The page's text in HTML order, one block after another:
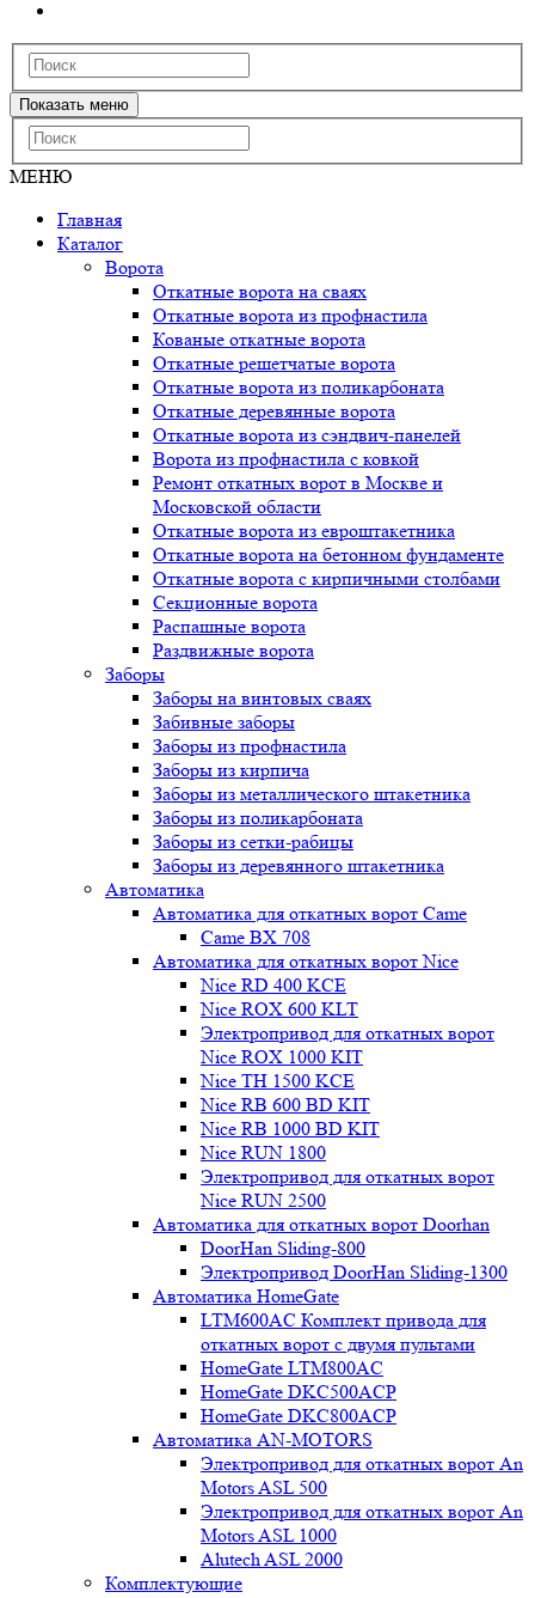
Показать меню
МЕНЮ
Главная
Каталог
Ворота
Откатные ворота на сваях
Откатные ворота из профнастила
Кованые откатные ворота
Откатные решетчатые ворота
Откатные ворота из поликарбоната
Откатные деревянные ворота
Откатные ворота из сэндвич-панелей
Ворота из профнастила с ковкой
Ремонт откатных ворот в Москве и
Московской области
Откатные ворота из евроштакетника
Откатные ворота на бетонном фундаменте
Откатные ворота с кирпичными столбами
Секционные ворота
Распашные ворота
Раздвижные ворота
Заборы
Заборы на винтовых сваях
Забивные заборы
Заборы из профнастила
Заборы из кирпича
Заборы из металлического штакетника
Заборы из поликарбоната
Заборы из сетки-рабицы
Заборы из деревянного штакетника
Автоматика
Автоматика для откатных ворот Came
Came BX 708
Автоматика для откатных ворот Nice
Nice RD 400 KCE
Nice ROX 600 KLT
Электропривод для откатных ворот
Nice ROX 1000 KIT
Nice TH 1500 KCE
Nice RB 600 BD KIT
Nice RB 1000 BD KIT
Nice RUN 1800
Электропривод для откатных ворот
Nice RUN 2500
Автоматика для откатных ворот Doorhan
DoorHan Sliding-800
Электропривод DoorHan Sliding-1300
Автоматика HomeGate
LTM600AC Комплект привода для
откатных ворот с двумя пультами
HomeGate LTM800AC
HomeGate DKC500ACP
HomeGate DKC800ACP
Автоматика AN-MOTORS
Электропривод для откатных ворот An
Motors ASL 500
Электропривод для откатных ворот An
Motors ASL 1000
Alutech ASL 2000
Комплектующие